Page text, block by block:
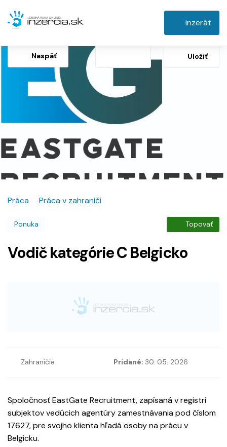
inzerát
Naspäť Uložiť
Práca Práca v zahraničí
Ponuka Topovať
Vodič kategórie C Belgicko
Zahraničie Pridané: 30. 05. 2026
Spoločnosť EastGate Recruitment, zapísaná v registri
subjektov vedúcich agentúry zamestnávania pod číslom
17627, pre svojho klienta hľadá osoby na prácu v
Belgicku.